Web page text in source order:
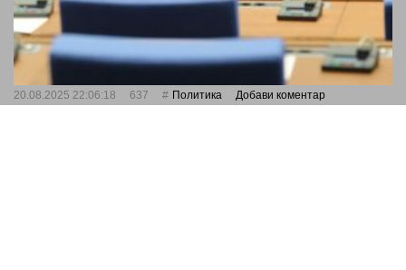
20.08.2025 22:06:18 637 Политика Добави коментар